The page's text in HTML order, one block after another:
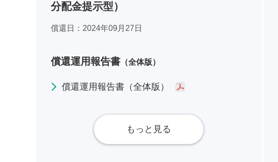
分配金提示型）
償還日 2024年09月27日
償還運用報告書 （全体版）
償還運用報告書（全体版）
もっと見る